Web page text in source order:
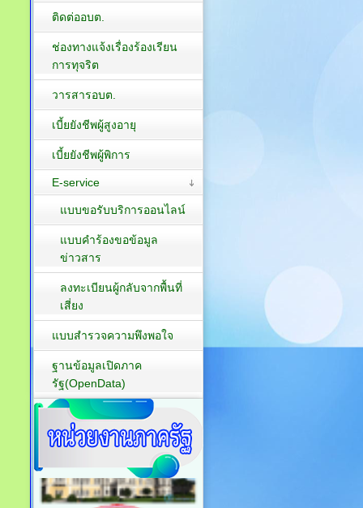
ติดต่ออบต.
ช่องทางแจ้งเรื่องร้องเรียน
การทุจริต
วารสารอบต.
เบี้ยยังชีพผู้สูงอายุ
เบี้ยยังชีพผู้พิการ
E-service
แบบขอรับบริการออนไลน์
แบบคำร้องขอข้อมูล
ข่าวสาร
ลงทะเบียนผู้กลับจากพื้นที่
เสี่ยง
แบบสำรวจความพึงพอใจ
ฐานข้อมูลเปิดภาค
รัฐ(OpenData)